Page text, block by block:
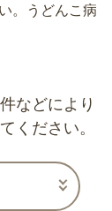
。うどんこ病
などにより
ください。